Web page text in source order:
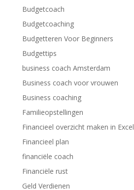
Budgetcoach
Budgetcoaching
Budgetteren Voor Beginners
Budgettips
business coach Amsterdam
Business coach voor vrouwen
Business coaching
Familieopstellingen
Financieel overzicht maken in Excel
Financieel plan
financiële coach
Financiële rust
Geld Verdienen